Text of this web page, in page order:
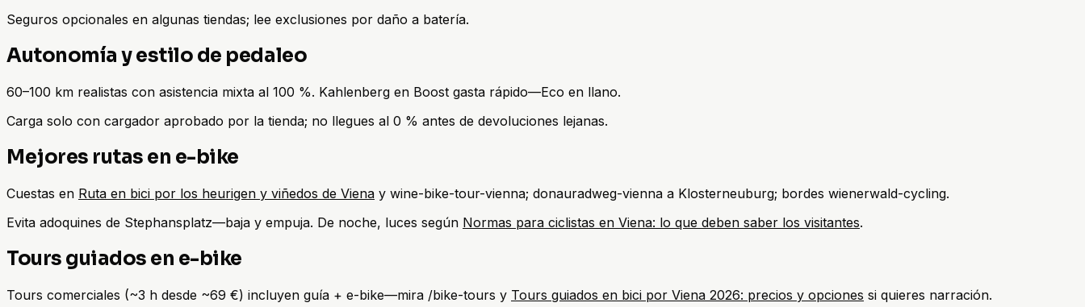
Seguros opcionales en algunas tiendas; lee exclusiones por daño a batería.
Autonomía y estilo de pedaleo
60–100 km realistas con asistencia mixta al 100 %. Kahlenberg en Boost gasta rápido—Eco en llano.
Carga solo con cargador aprobado por la tienda; no llegues al 0 % antes de devoluciones lejanas.
Mejores rutas en e-bike
Cuestas en Ruta en bici por los heurigen y viñedos de Viena y wine-bike-tour-vienna; donauradweg-vienna a Klosterneuburg; bordes wienerwald-cycling.
Evita adoquines de Stephansplatz—baja y empuja. De noche, luces según Normas para ciclistas en Viena: lo que deben saber los visitantes.
Tours guiados en e-bike
Tours comerciales (~3 h desde ~69 €) incluyen guía + e-bike—mira /bike-tours y Tours guiados en bici por Viena 2026: precios y opciones si quieres narración.